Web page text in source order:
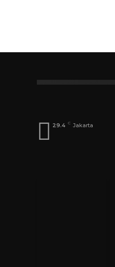
29.4 C Jakarta